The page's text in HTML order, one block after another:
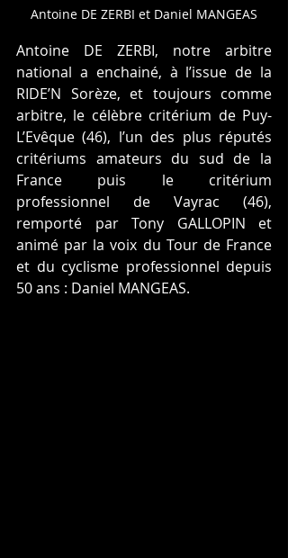
Antoine DE ZERBI et Daniel MANGEAS
Antoine DE ZERBI, notre arbitre
national a enchainé, à l’issue de la
RIDE’N Sorèze, et toujours comme
arbitre, le célèbre critérium de Puy-
L’Evêque (46), l’un des plus réputés
critériums amateurs du sud de la
France puis le critérium
professionnel de Vayrac (46),
remporté par Tony GALLOPIN et
animé par la voix du Tour de France
et du cyclisme professionnel depuis
50 ans : Daniel MANGEAS.